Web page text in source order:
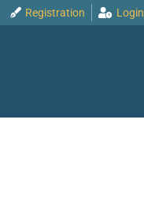
Registration Login